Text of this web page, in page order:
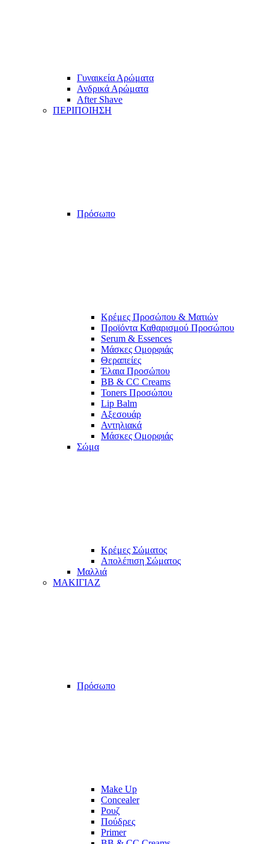
Γυναικεία Αρώματα
Ανδρικά Αρώματα
After Shave
ΠΕΡΙΠΟΙΗΣΗ
Πρόσωπο
Κρέμες Προσώπου & Ματιών
Προϊόντα Καθαρισμού Προσώπου
Serum & Essences
Μάσκες Ομορφιάς
Θεραπείες
Έλαια Προσώπου
BB & CC Creams
Toners Προσώπου
Lip Balm
Αξεσουάρ
Αντηλιακά
Μάσκες Ομορφιάς
Σώμα
Κρέμες Σώματος
Απολέπιση Σώματος
Μαλλιά
ΜΑΚΙΓΙΑΖ
Πρόσωπο
Make Up
Concealer
Ρουζ
Πούδρες
Primer